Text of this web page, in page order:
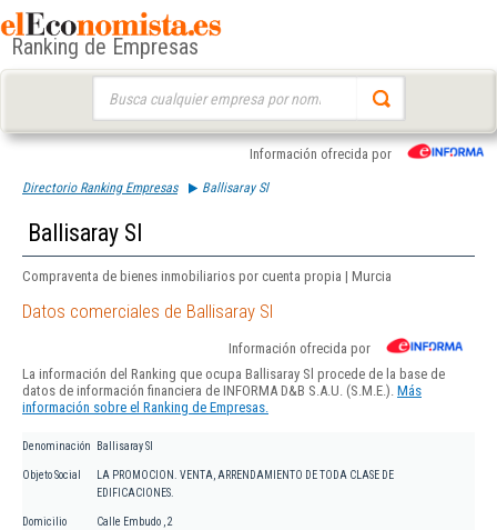
Ranking de Empresas
Información ofrecida por
Directorio Ranking Empresas Ballisaray Sl
Ballisaray Sl
Compraventa de bienes inmobiliarios por cuenta propia | Murcia
Datos comerciales de Ballisaray Sl
Información ofrecida por
La información del Ranking que ocupa Ballisaray Sl procede de la base de
datos de información financiera de INFORMA D&B S.A.U. (S.M.E.). Más
información sobre el Ranking de Empresas.
Denominación Ballisaray Sl
Objeto Social
LA PROMOCION. VENTA, ARRENDAMIENTO DE TODA CLASE DE
EDIFICACIONES.
Domicilio
Calle Embudo , 2